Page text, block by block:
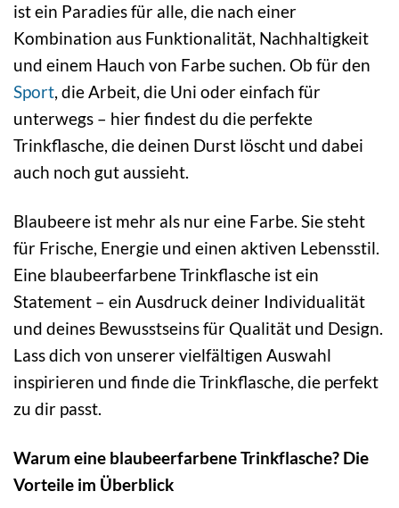
ist ein Paradies für alle, die nach einer
Kombination aus Funktionalität, Nachhaltigkeit
und einem Hauch von Farbe suchen. Ob für den
Sport, die Arbeit, die Uni oder einfach für
unterwegs – hier findest du die perfekte
Trinkflasche, die deinen Durst löscht und dabei
auch noch gut aussieht.
Blaubeere ist mehr als nur eine Farbe. Sie steht
für Frische, Energie und einen aktiven Lebensstil.
Eine blaubeerfarbene Trinkflasche ist ein
Statement – ein Ausdruck deiner Individualität
und deines Bewusstseins für Qualität und Design.
Lass dich von unserer vielfältigen Auswahl
inspirieren und finde die Trinkflasche, die perfekt
zu dir passt.
Warum eine blaubeerfarbene Trinkflasche? Die
Vorteile im Überblick